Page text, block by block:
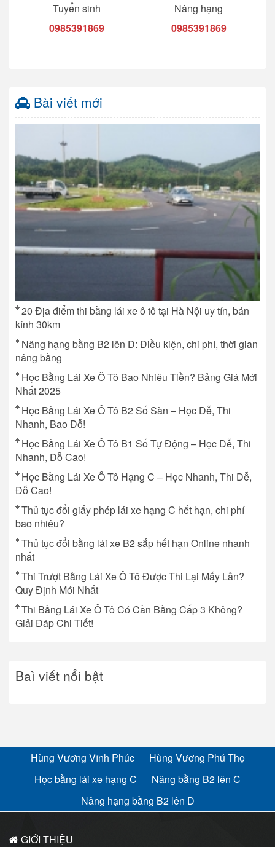
Tuyển sinh
0985391869
Nâng hạng
0985391869
Bài viết mới
20 Địa điểm thi bằng lái xe ô tô tại Hà Nội uy tín, bán
kính 30km
Nâng hạng bằng B2 lên D: Điều kiện, chi phí, thời gian
nâng bằng
Học Bằng Lái Xe Ô Tô Bao Nhiêu Tiền? Bảng Giá Mới
Nhất 2025
Học Bằng Lái Xe Ô Tô B2 Số Sàn – Học Dễ, Thi
Nhanh, Bao Đỗ!
Học Bằng Lái Xe Ô Tô B1 Số Tự Động – Học Dễ, Thi
Nhanh, Đỗ Cao!
Học Bằng Lái Xe Ô Tô Hạng C – Học Nhanh, Thi Dễ,
Đỗ Cao!
Thủ tục đổi giấy phép lái xe hạng C hết hạn, chi phí
bao nhiêu?
Thủ tục đổi bằng lái xe B2 sắp hết hạn Online nhanh
nhất
Thi Trượt Bằng Lái Xe Ô Tô Được Thi Lại Mấy Lần?
Quy Định Mới Nhất
Thi Bằng Lái Xe Ô Tô Có Cần Bằng Cấp 3 Không?
Giải Đáp Chi Tiết!
Baì viết nổi bật
Hùng Vương Vĩnh Phúc
Hùng Vương Phú Thọ
Học bằng lái xe hạng C
Nâng bằng B2 lên C
Nâng hạng bằng B2 lên D
GIỚI THIỆU